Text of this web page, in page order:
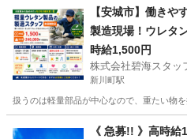
新川町駅 工場
【安城市】働きや
製造現場！ウレタ
業ほぼなし×高時給
時給1,500円
株式会社碧海スタッ
新川町駅
扱うのは軽量部品が中心なので、重たい物
新川町駅 工場
《 急募!! 》高時